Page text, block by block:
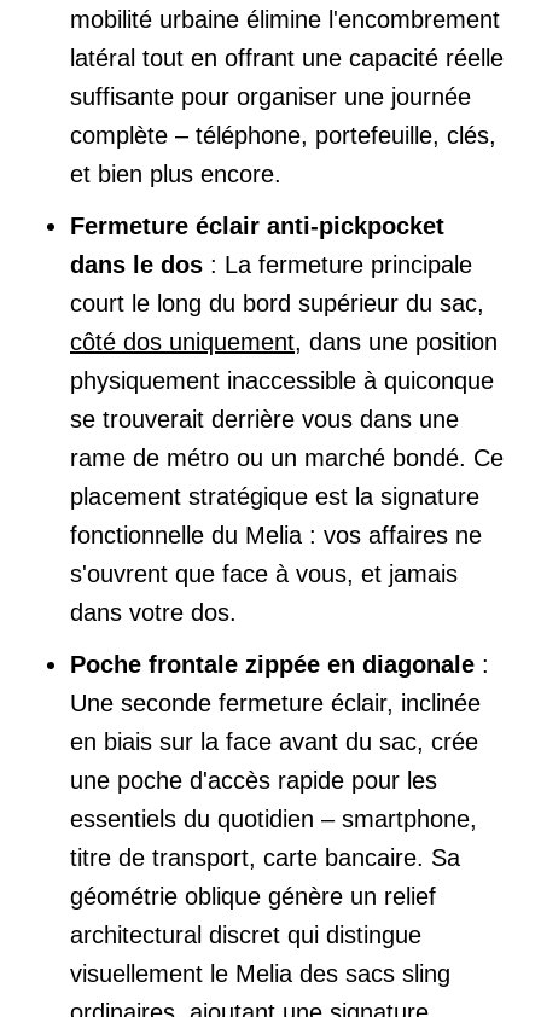
mobilité urbaine élimine l'encombrement
latéral tout en offrant une capacité réelle
suffisante pour organiser une journée
complète – téléphone, portefeuille, clés,
et bien plus encore.
Fermeture éclair anti-pickpocket
dans le dos : La fermeture principale
court le long du bord supérieur du sac,
côté dos uniquement, dans une position
physiquement inaccessible à quiconque
se trouverait derrière vous dans une
rame de métro ou un marché bondé. Ce
placement stratégique est la signature
fonctionnelle du Melia : vos affaires ne
s'ouvrent que face à vous, et jamais
dans votre dos.
Poche frontale zippée en diagonale :
Une seconde fermeture éclair, inclinée
en biais sur la face avant du sac, crée
une poche d'accès rapide pour les
essentiels du quotidien – smartphone,
titre de transport, carte bancaire. Sa
géométrie oblique génère un relief
architectural discret qui distingue
visuellement le Melia des sacs sling